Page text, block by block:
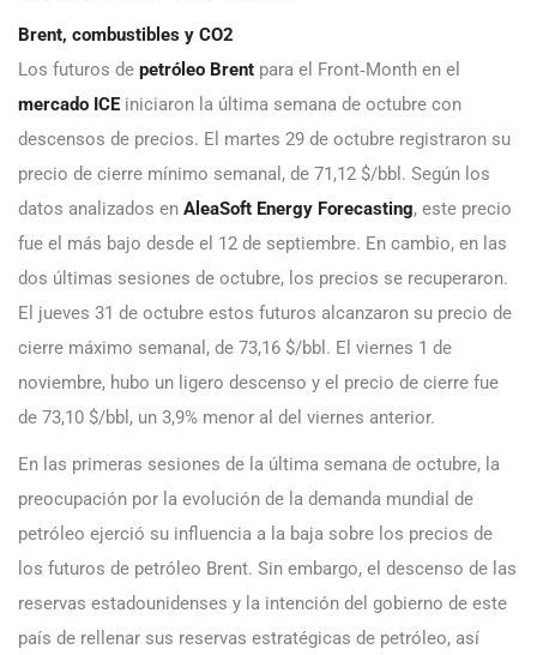
Brent, combustibles y CO2
Los futuros de petróleo Brent para el Front‑Month en el
mercado ICEiniciaron la última semana de octubre con
descensos de precios. El martes 29 de octubre registraron su
precio de cierre mínimo semanal, de 71,12 $/bbl. Según los
datos analizados en AleaSoft Energy Forecasting, este precio
fue el más bajo desde el 12 de septiembre. En cambio, en las
dos últimas sesiones de octubre, los precios se recuperaron.
El jueves 31 de octubre estos futuros alcanzaron su precio de
cierre máximo semanal, de 73,16 $/bbl. El viernes 1 de
noviembre, hubo un ligero descenso y el precio de cierre fue
de 73,10 $/bbl, un 3,9% menor al del viernes anterior.
En las primeras sesiones de la última semana de octubre, la
preocupación por la evolución de la demanda mundial de
petróleo ejerció su influencia a la baja sobre los precios de
los futuros de petróleo Brent. Sin embargo, el descenso de las
reservas estadounidenses y la intención del gobierno de este
país de rellenar sus reservas estratégicas de petróleo, así